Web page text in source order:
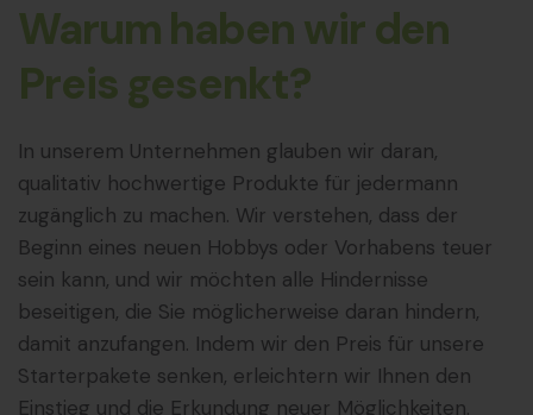
Warum haben wir den
Preis gesenkt?
In unserem Unternehmen glauben wir daran,
qualitativ hochwertige Produkte für jedermann
zugänglich zu machen. Wir verstehen, dass der
Beginn eines neuen Hobbys oder Vorhabens teuer
sein kann, und wir möchten alle Hindernisse
beseitigen, die Sie möglicherweise daran hindern,
damit anzufangen. Indem wir den Preis für unsere
Starterpakete senken, erleichtern wir Ihnen den
Einstieg und die Erkundung neuer Möglichkeiten.